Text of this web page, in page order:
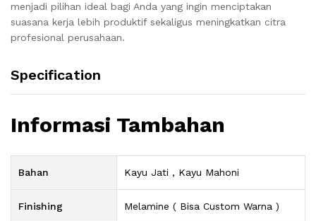
menjadi pilihan ideal bagi Anda yang ingin menciptakan
suasana kerja lebih produktif sekaligus meningkatkan citra
profesional perusahaan.
Specification
Informasi Tambahan
Bahan Kayu Jati , Kayu Mahoni
Finishing Melamine ( Bisa Custom Warna )